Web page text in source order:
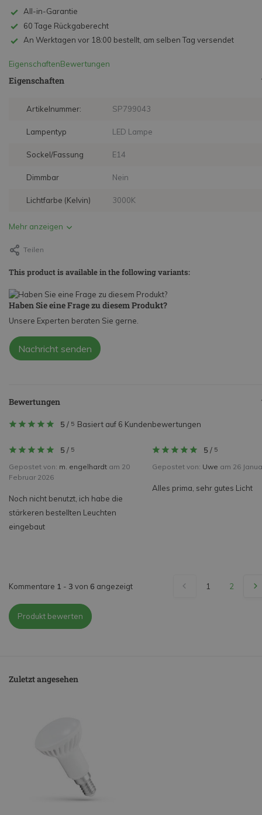
All-in-Garantie
60 Tage Rückgaberecht
An Werktagen vor 18:00 bestellt, am selben Tag versendet
EigenschaftenBewertungen
Eigenschaften
Artikelnummer: SP799043
Lampentyp LED Lampe
Sockel/Fassung E14
Dimmbar Nein
Lichtfarbe (Kelvin) 3000K
Mehr anzeigen
Teilen
This product is available in the following variants:
Haben Sie eine Frage zu diesem Produkt?
Unsere Experten beraten Sie gerne.
Nachricht senden
Bewertungen
5/ 5 Basiert auf 6 Kundenbewertungen
5/ 5
Gepostet von: m. engelhardt am 20
Februar 2026
Noch nicht benutzt, ich habe die
stärkeren bestellten Leuchten
eingebaut
5/ 5
Gepostet von: Uwe am 26
Alles prima, sehr gutes Licht
Kommentare 1 - 3 von 6 angezeigt 1 2
Produkt bewerten
Zuletzt angesehen